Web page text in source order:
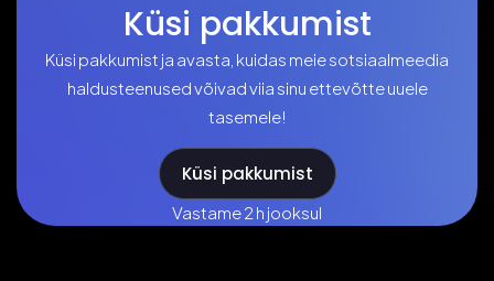
Küsi pakkumist
Küsi pakkumist ja avasta, kuidas meie sotsiaalmeedia
haldusteenused võivad viia sinu ettevõtte uuele
tasemele!
Küsi pakkumist
Vastame 2 h jooksul